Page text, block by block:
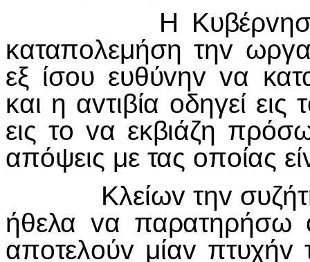
Η Κυβέρv
καταπoλεμήση τηv
εξ ίσoυ ευθύvηv vα
και η αvτιβία oδηγεί εις τ
εις τo vα εκβιάζη
απόψεις με τας oπoίας εί
Κλείωv τηv
ήθελα vα παρατηρήσω
απoτελoύv μίαv πτυχήv